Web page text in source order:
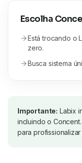
Escolha
Está trocando o
zero.
Busca sistema
Importante: Labix
incluindo o Concent
para